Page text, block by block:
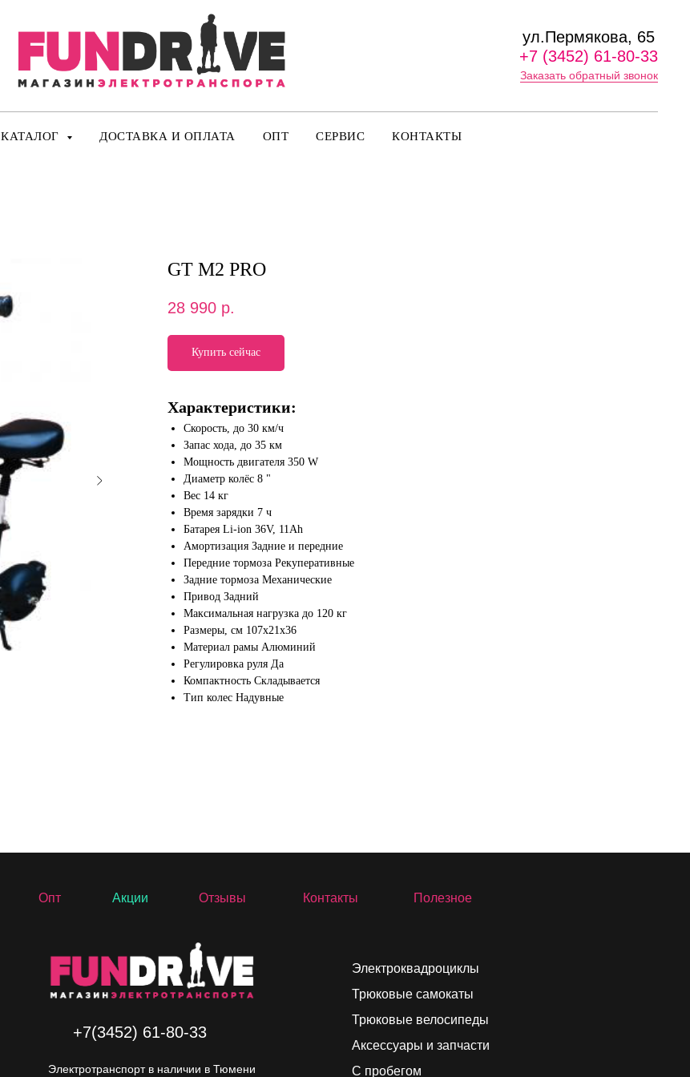
ул.Пермякова, 65
+7 (3452) 61-80-33
Заказать обратный звонок
КАТАЛОГ ДОСТАВКА И ОПЛАТА ОПТ СЕРВИС КОНТАКТЫ
GT M2 PRO
28 990 р.
Купить сейчас
Характеристики:
Скорость, до 30 км/ч
Запас хода, до 35 км
Мощность двигателя 350 W
Диаметр колёс 8 "
Вес 14 кг
Время зарядки 7 ч
Батарея Li-ion 36V, 11Ah
Амортизация Задние и передние
Передние тормоза Рекуперативные
Задние тормоза Механические
Привод Задний
Максимальная нагрузка до 120 кг
Размеры, см 107х21х36
Материал рамы Алюминий
Регулировка руля Да
Компактность Складывается
Тип колес Надувные
Электроквадроциклы
Трюковые самокаты
Трюковые велосипеды
Аксессуары и запчасти
С пробегом
Опт Отзывы
Акции Контакты
+7(3452) 61-80-33
Электротранспорт в наличии в Тюмени
Полезное